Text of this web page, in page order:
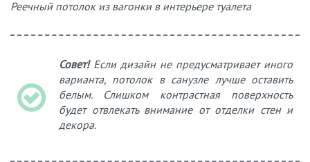
Реечный потолок из вагонки в интерьере туалета
Совет!Если дизайн не предусматривает иного
варианта, потолок в санузле лучше оставить
белым. Слишком контрастная поверхность
будет отвлекать внимание от отделки стен и
декора.